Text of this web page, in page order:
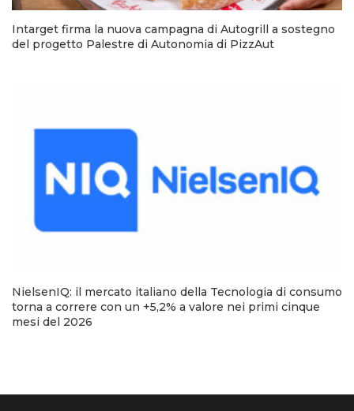
Intarget firma la nuova campagna di Autogrill a sostegno
del progetto Palestre di Autonomia di PizzAut
NielsenIQ: il mercato italiano della Tecnologia di consumo
torna a correre con un +5,2% a valore nei primi cinque
mesi del 2026